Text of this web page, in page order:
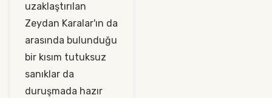
uzaklaştırılan
Zeydan Karalar'ın da
arasında bulunduğu
bir kısım tutuksuz
sanıklar da
duruşmada hazır